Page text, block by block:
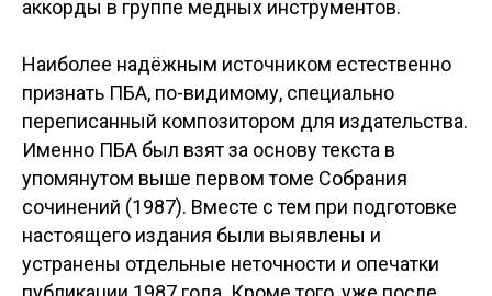
аккорды в группе медных инструментов.
Наиболее надёжным источником естественно
признать ПБА, по-видимому, специально
переписанный композитором для издательства.
Именно ПБА был взят за основу текста в
упомянутом выше первом томе Собрания
сочинений (1987). Вместе с тем при подготовке
настоящего издания были выявлены и
устранены отдельные неточности и опечатки